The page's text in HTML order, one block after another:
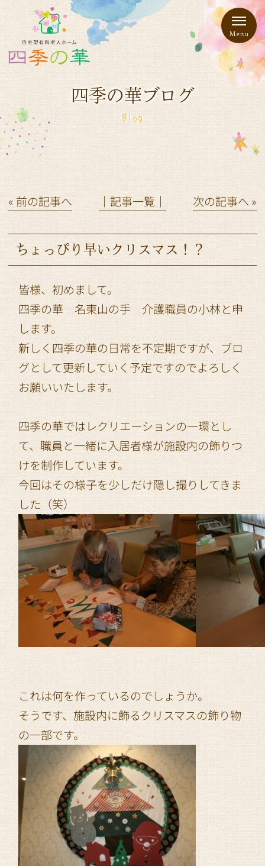
四季の華ブログ
Blog
« 前の記事へ │記事一覧│ 次の記事へ »
ちょっぴり早いクリスマス！？
皆様、初めまして。
四季の華 名東山の手 介護職員の小林と申
します。
新しく四季の華の日常を不定期ですが、ブロ
グとして更新していく予定ですのでよろしく
お願いいたします。
四季の華ではレクリエーションの一環とし
て、職員と一緒に入居者様が施設内の飾りつ
けを制作しています。
今回はその様子を少しだけ隠し撮りしてきま
した（笑）
これは何を作っているのでしょうか。
そうです、施設内に飾るクリスマスの飾り物
の一部です。